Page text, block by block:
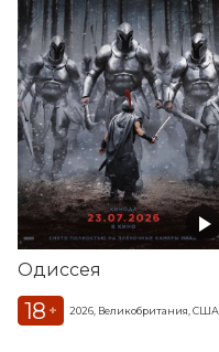
Одиссея
18 + 2026, Великобритания, США